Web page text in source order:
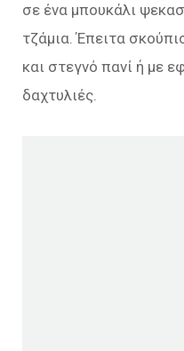
σε ένα μπουκάλι
τζάμια. Έπειτα
και στεγνό πανί ή με
δαχτυλιές.